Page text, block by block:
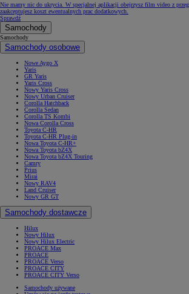
Nie mamy nic do ukrycia. W specjalnej aplikacji obejrzysz film video z
zaakceptujesz koszt ewentualnych prac dodatkowych.
Sprawdź
Samochody
Samochody
Samochody osobowe
Nowe Aygo X
Yaris
GR Yaris
Yaris Cross
Nowy Yaris Cross
Nowy Urban Cruiser
Corolla Hatchback
Corolla Sedan
Corolla TS Kombi
Nowa Corolla Cross
Toyota C-HR
Toyota C-HR Plug-in
Nowa Toyota C-HR+
Nowa Toyota bZ4X
Nowa Toyota bZ4X Touring
Camry
Prius
Mirai
Nowy RAV4
Land Cruiser
Nowy GR GT
Samochody dostawcze
Hilux
Nowy Hilux
Nowy Hilux Electric
PROACE Max
PROACE
PROACE Verso
PROACE CITY
PROACE CITY Verso
Samochody używane